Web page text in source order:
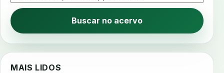
Buscar no acervo
MAIS LIDOS